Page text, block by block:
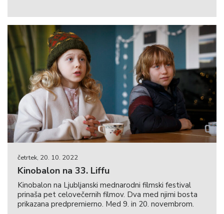
četrtek, 20. 10. 2022
Kinobalon na 33. Liffu
Kinobalon na Ljubljanski mednarodni filmski festival
prinaša pet celovečernih filmov. Dva med njimi bosta
prikazana predpremierno. Med 9. in 20. novembrom.